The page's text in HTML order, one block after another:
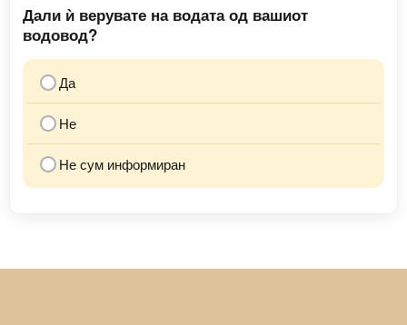
Дали ѝ верувате на водата од вашиот
водовод?
Да
Не
Не сум информиран